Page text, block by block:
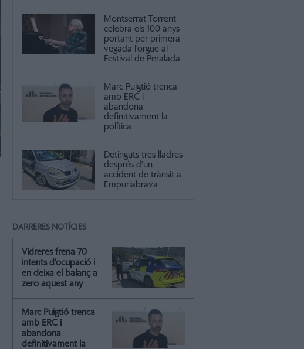
Montserrat Torrent
celebra els 100 anys
portant per primera
vegada l’orgue al
Festival de Peralada
Marc Puigtió trenca
amb ERC i
abandona
definitivament la
política
Detinguts tres lladres
després d’un
accident de trànsit a
Empuriabrava
DARRERES NOTÍCIES
Vidreres frena 70
intents d’ocupació i
en deixa el balanç a
zero aquest any
Marc Puigtió trenca
amb ERC i
abandona
definitivament la